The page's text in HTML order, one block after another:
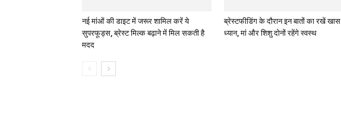
नई मांओं की डाइट में जरूर शामिल करें ये
सुपरफूड्स, ब्रेस्ट मिल्क बढ़ाने में मिल सकती है
मदद
ब्रेस्टफीडिंग के दौरान इन बातों का रखें खास
ध्यान, मां और शिशु दोनों रहेंगे स्वस्थ